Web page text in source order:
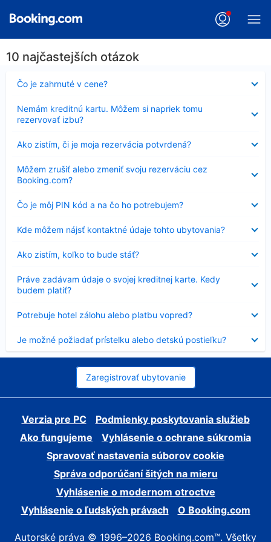
10 najčastejších otázok
Čo je zahrnuté v cene?
Nezobrazuje
sa
Nemám kreditnú kartu. Môžem si napriek tomu
rezervovať izbu?
sa
Ako zistím, či je moja rezervácia potvrdená?
sa
Môžem zrušiť alebo zmeniť svoju rezerváciu cez
Booking.com?
sa
Čo je môj PIN kód a na čo ho potrebujem?
Nezobrazuje
sa
Kde môžem nájsť kontaktné údaje tohto ubytovania?
sa
Ako zistím, koľko to bude stáť?
sa
Práve zadávam údaje o svojej kreditnej karte. Kedy
budem platiť?
sa
Potrebuje hotel zálohu alebo platbu vopred?
sa
Je možné požiadať prístelku alebo detskú postieľku?
sa
Zaregistrovať ubytovanie
Verzia pre PC
Podmienky poskytovania služieb
Ako fungujeme
Vyhlásenie o ochrane súkromia
Spravovať nastavenia súborov cookie
Správa odporúčaní šitých na mieru
Vyhlásenie o modernom otroctve
Vyhlásenie o ľudských právach
O Booking.com
Autorské práva © 1996–2026 Booking.com™. Všetky